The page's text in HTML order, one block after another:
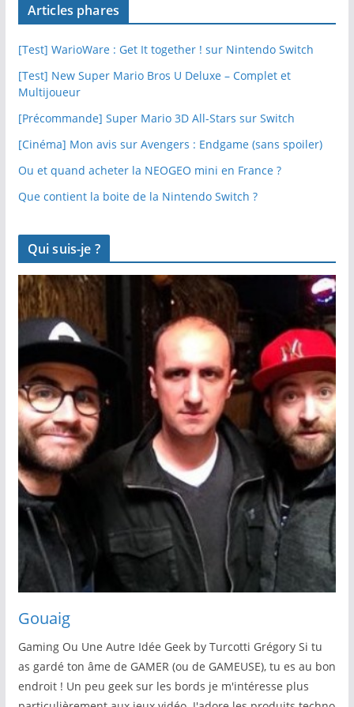
Articles phares
[Test] WarioWare : Get It together ! sur Nintendo Switch
[Test] New Super Mario Bros U Deluxe – Complet et
Multijoueur
[Précommande] Super Mario 3D All-Stars sur Switch
[Cinéma] Mon avis sur Avengers : Endgame (sans spoiler)
Ou et quand acheter la NEOGEO mini en France ?
Que contient la boite de la Nintendo Switch ?
Qui suis-je ?
Gouaig
Gaming Ou Une Autre Idée Geek by Turcotti Grégory Si tu
as gardé ton âme de GAMER (ou de GAMEUSE), tu es au bon
endroit ! Un peu geek sur les bords je m'intéresse plus